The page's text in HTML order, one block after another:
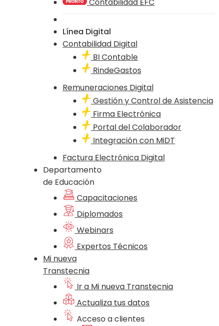
Línea Digital
Contabilidad Digital
BI Contable
RindeGastos
Remuneraciones Digital
Gestión y Control de Asistencia
Firma Electrónica
Portal del Colaborador
Integración con MiDT
Factura Electrónica Digital
Departamento
de Educación
Capacitaciones
Diplomados
Webinars
Expertos Técnicos
Mi nueva
Transtecnia
Ir a Mi nueva Transtecnia
Actualiza tus datos
Acceso a clientes